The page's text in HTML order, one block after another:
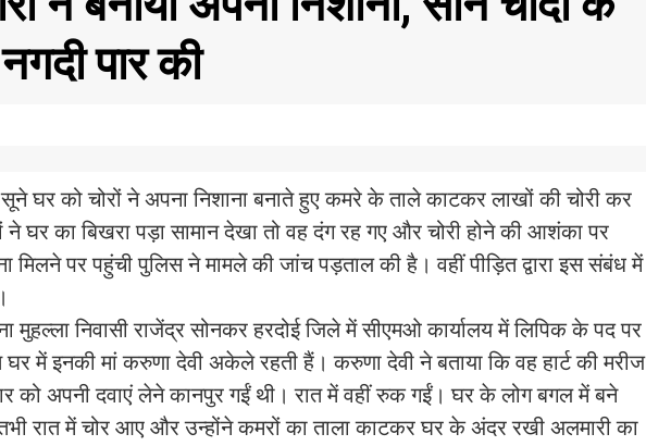
पार की
घर को चोरों ने अपना निशाना बनाते हुए कमरे के ताले काटकर लाखों की चोरी कर
घर का बिखरा पड़ा सामान देखा तो वह दंग रह गए और चोरी होने की आशंका पर
मिलने पर पहुंची पुलिस ने मामले की जांच पड़ताल की है। वहीं पीड़ित द्वारा इस संबंध में
मुहल्ला निवासी राजेंद्र सोनकर हरदोई जिले में सीएमओ कार्यालय में लिपिक के पद पर
में इनकी मां करुणा देवी अकेले रहती हैं। करुणा देवी ने बताया कि वह हार्ट की मरीज
को अपनी दवाएं लेने कानपुर गईं थी। रात में वहीं रुक गईं। घर के लोग बगल में बने
रात में चोर आए और उन्होंने कमरों का ताला काटकर घर के अंदर रखी अलमारी का